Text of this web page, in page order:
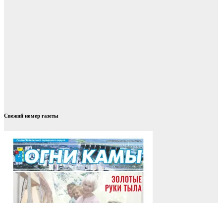
Свежий номер газеты